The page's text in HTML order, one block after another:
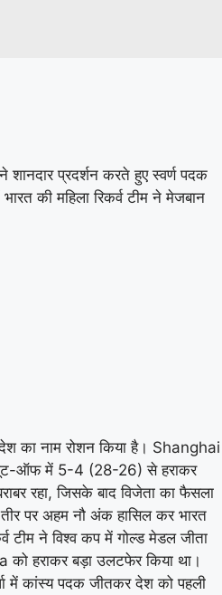
शानदार प्रदर्शन करते हुए स्वर्ण पदक
की महिला रिकर्व टीम ने मेजबान
का नाम रोशन किया है। Shanghai
शूट-ऑफ में 5-4 (28-26) से हराकर
रहा, जिसके बाद विजेता का फैसला
पर अहम नौ अंक हासिल कर भारत
टीम ने विश्व कप में गोल्ड मेडल जीता
हराकर बड़ा उलटफेर किया था।
में कांस्य पदक जीतकर देश को पहली